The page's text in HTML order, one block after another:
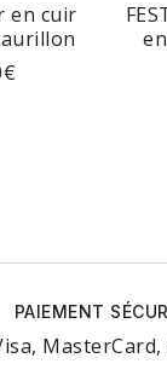
en cuir
€
PAIEMENT
MasterCard,